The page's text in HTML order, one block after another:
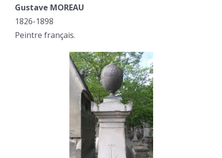
Gustave MOREAU
1826-1898
Peintre français.